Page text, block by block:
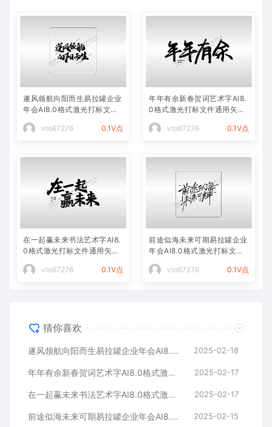
遂风领航向阳而生易拉罐企业
年会AI8.0格式激光打标文件
vto67276
0.1V点
年年有余新春贺词艺术字AI8.
0格式激光打标文件通用矢量
vto67276
0.1V点
在一起赢未来书法艺术字AI8.
0格式激光打标文件通用矢量
vto67276
0.1V点
前途似海未来可期易拉罐企业
年会AI8.0格式激光打标文件
vto67276
0.1V点
猜你喜欢
遂风领航向阳而生易拉罐企业年会AI8.0格式激光打标文件通用矢量图 2025-02-18
年年有余新春贺词艺术字AI8.0格式激光打标文件通用矢量图 2025-02-17
在一起赢未来书法艺术字AI8.0格式激光打标文件通用矢量图 2025-02-17
前途似海未来可期易拉罐企业年会AI8.0格式激光打标文件通用矢量图 2025-02-15